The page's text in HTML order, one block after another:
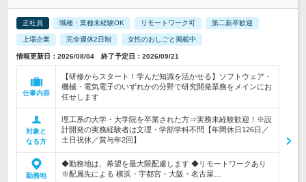
正社員 職種・業種未経験OK リモートワーク可 第二新卒歓迎
上場企業 完全週休2日制 女性のおしごと掲載中
情報更新日：2026/08/04 終了予定日：2026/09/21
仕事内容
【研修からスタート！学んだ知識を活かせる】ソフトウェア・
機械・電気電子のいずれかの分野で研究開発業務をメインにお
任せします
対象と
なる方
理工系の大学・大学院を卒業された方⇒実務未経験歓迎！※設
計開発の実務経験者は文理・学部学科不問【年間休日126日／
土日祝休／賞与年2回】
勤務地
◆勤務地は、希望を最大限配慮します ◆リモートワークあり
※配属先による 横浜・宇都宮・大阪・名古屋…